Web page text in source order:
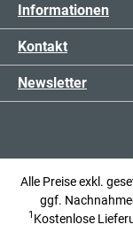
Informationen
Kontakt
Newsletter
Alle Preise exkl.
ggf.
1 Kostenlose